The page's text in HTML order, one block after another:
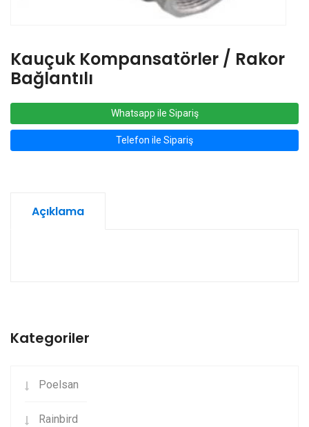
Kauçuk Kompansatörler / Rakor
Bağlantılı
Whatsapp ile Sipariş
Telefon ile Sipariş
Açıklama
Kategoriler
Poelsan
Rainbird